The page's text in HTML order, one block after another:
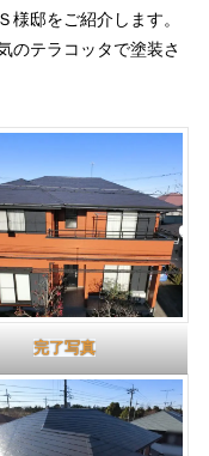
様邸をご紹介します。
のテラコッタで塗装さ
完了写真